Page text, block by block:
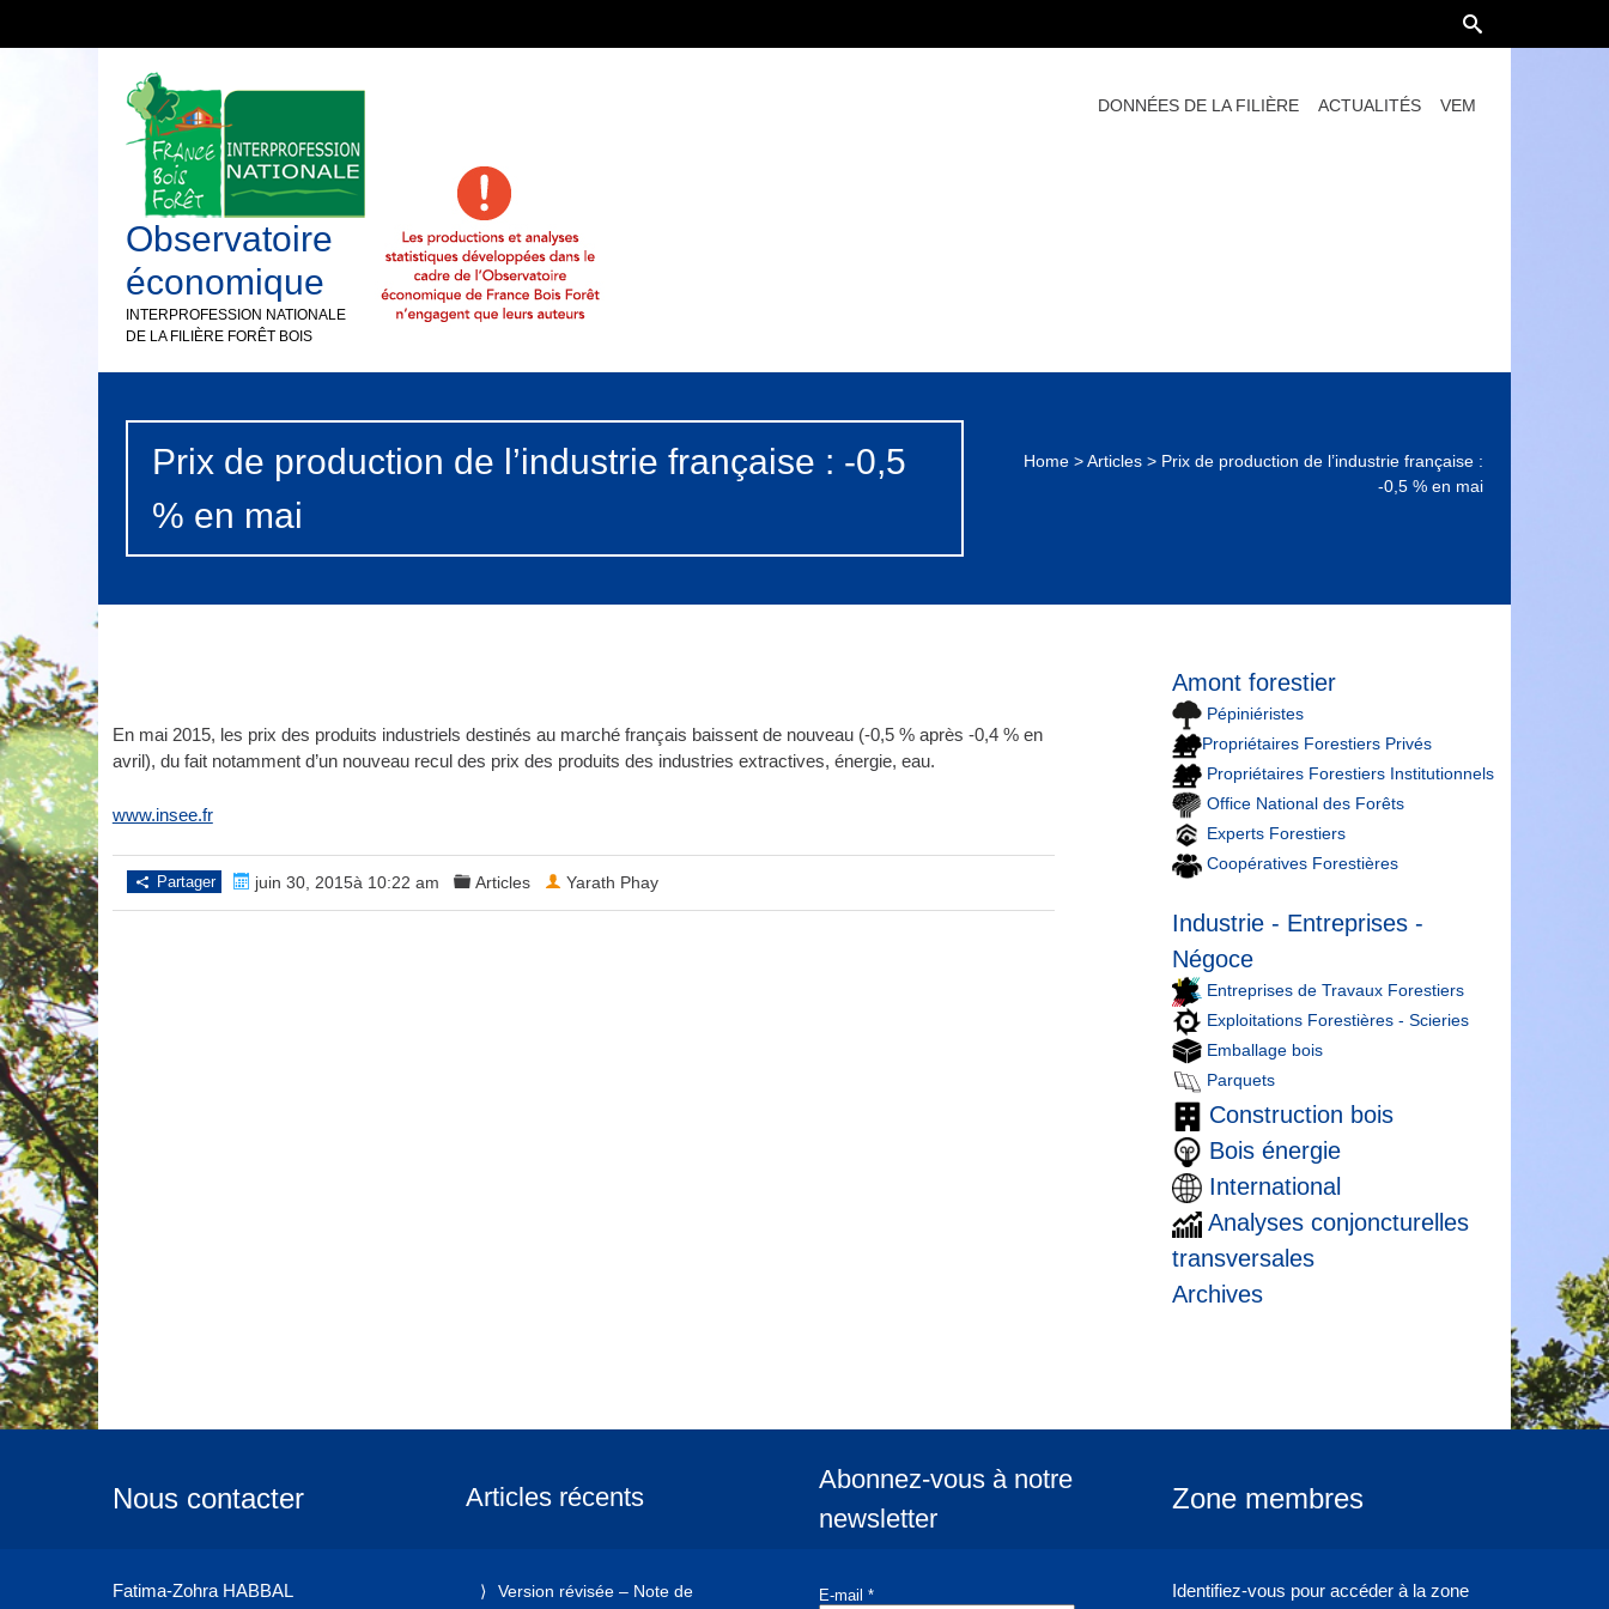
Observatoire
économique
INTERPROFESSION NATIONALE
DE LA FILIÈRE FORÊT BOIS
DONNÉES DE LA FILIÈRE ACTUALITÉS VEM
Prix de production de l’industrie française : -0,5
% en mai
Home>Articles> Prix de production de l’industrie française :
-0,5 % en mai
En mai 2015, les prix des produits industriels destinés au marché français baissent de nouveau (-0,5 % après -0,4 % en
avril), du fait notamment d’un nouveau recul des prix des produits des industries extractives, énergie, eau.
www.insee.fr
Partager juin 30, 2015à 10:22 am Articles Yarath Phay
Amont forestier
Pépiniéristes
Propriétaires Forestiers Privés
Propriétaires Forestiers Institutionnels
Office National des Forêts
Experts Forestiers
Coopératives Forestières
Industrie - Entreprises -
Négoce
Entreprises de Travaux Forestiers
Exploitations Forestières - Scieries
Emballage bois
Parquets
Construction bois
Bois énergie
International
Analyses conjoncturelles
transversales
Archives
Nous contacter
Fatima-Zohra HABBAL
Articles récents
Version révisée – Note de
Abonnez-vous à notre
newsletter
E-mail *
Zone membres
Identifiez-vous pour accéder à la zone